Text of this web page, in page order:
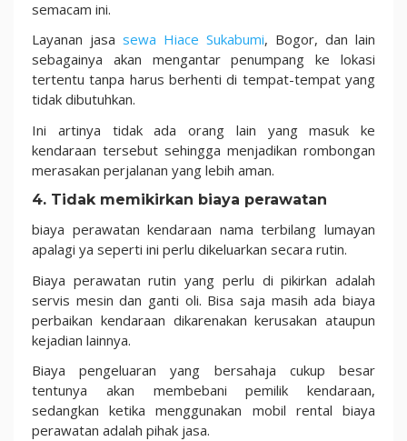
semacam ini.
Layanan jasa sewa Hiace Sukabumi, Bogor, dan lain
sebagainya akan mengantar penumpang ke lokasi
tertentu tanpa harus berhenti di tempat-tempat yang
tidak dibutuhkan.
Ini artinya tidak ada orang lain yang masuk ke
kendaraan tersebut sehingga menjadikan rombongan
merasakan perjalanan yang lebih aman.
4. Tidak memikirkan biaya perawatan
biaya perawatan kendaraan nama terbilang lumayan
apalagi ya seperti ini perlu dikeluarkan secara rutin.
Biaya perawatan rutin yang perlu di pikirkan adalah
servis mesin dan ganti oli. Bisa saja masih ada biaya
perbaikan kendaraan dikarenakan kerusakan ataupun
kejadian lainnya.
Biaya pengeluaran yang bersahaja cukup besar
tentunya akan membebani pemilik kendaraan,
sedangkan ketika menggunakan mobil rental biaya
perawatan adalah pihak jasa.